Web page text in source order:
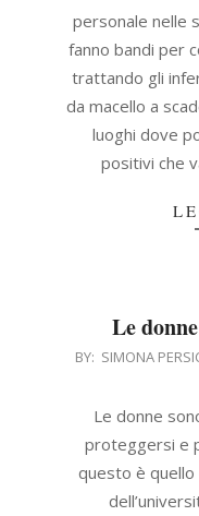
personale nelle
fanno bandi per
trattando gli
da macello a
luoghi dove
positivi che
Le
2020-
BY: SIMONA
Le donne
proteggersi e
questo è quello